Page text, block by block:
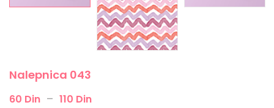
Nalepnica 043
60 Din – 110 Din